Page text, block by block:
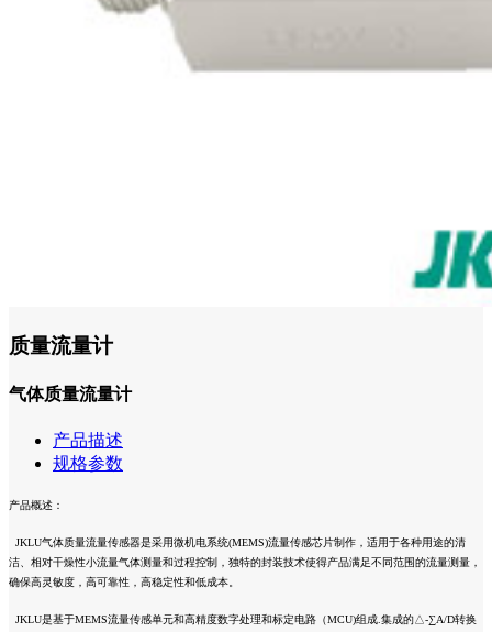
质量流量计
气体质量流量计
产品描述
规格参数
产品概述：
JKLU气体质量流量传感器是采用微机电系统(MEMS)流量传感芯片制作，适用于各种用途的清
洁、相对干燥性小流量气体测量和过程控制，独特的封装技术使得产品满足不同范围的流量测量，
确保高灵敏度，高可靠性，高稳定性和低成本。
JKLU是基于MEMS流量传感单元和高精度数字处理和标定电路（MCU)组成.集成的△-∑A/D转换